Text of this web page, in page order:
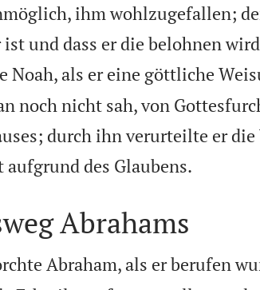
ihm wohlzugefallen;
ist und dass er die belohnen
Noah, als er eine göttliche
noch nicht sah, von
durch ihn verurteilte er
des Glaubens.
Abrahams
Abraham, als er berufen